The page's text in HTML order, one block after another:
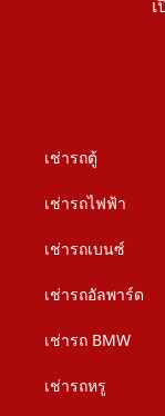
เช่ารถตู้
เช่ารถไฟฟ้า
เช่ารถเบนซ์
เช่ารถอัลพาร์ด
เช่ารถ BMW
เช่ารถหรู